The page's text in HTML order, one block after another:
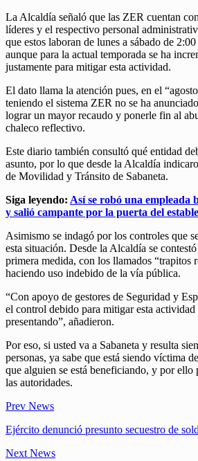
La Alcaldía señaló que las ZER cuentan
líderes y el respectivo personal
que estos laboran de lunes a sábado de
aunque para la actual temporada se ha
justamente para mitigar esta actividad.
El dato llama la atención pues, en el
teniendo el sistema ZER no se ha
lograr un mayor recaudo y ponerle fin al
chaleco reflectivo.
Este diario también consultó qué entidad
asunto, por lo que desde la Alcaldía
de Movilidad y Tránsito de Sabaneta.
Siga leyendo: Así se robó una empleada
y salió campante por la puerta del
Asimismo se indagó por los controles que
esta situación. Desde la Alcaldía se
primera medida, con los llamados “trapitos
haciendo uso indebido de la vía pública.
“Con apoyo de gestores de Seguridad y
el control debido para mitigar esta actividad
presentando”, añadieron.
Por eso, si usted va a Sabaneta y resulta
personas, ya sabe que está siendo víctima
que alguien se está beneficiando, y por ello
las autoridades.
Prev News
Ejército denunció presunto secuestro de
Next News